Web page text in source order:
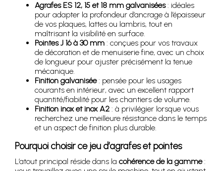
Agrafes ES 12, 15 et 18 mm galvanisées: idéales
pour adapter la profondeur d’ancrage à l’épaisseur
de vos plaques, lattes ou lambris, tout en
maîtrisant la visibilité en surface.
Pointes J 16 à 30 mm : conçues pour vos travaux
de décoration et de menuiserie fine, avec un choix
de longueur pour ajuster précisément la tenue
mécanique.
Finition galvanisée: pensée pour les usages
courants en intérieur, avec un excellent rapport
quantité/fiabilité pour les chantiers de volume.
Finition inox et inox A2 : à privilégier lorsque vous
recherchez une meilleure résistance dans le temps
et un aspect de finition plus durable.
Pourquoi choisir ce jeu d’agrafes et pointes
L’atout principal réside dans la cohérence de la gamme: